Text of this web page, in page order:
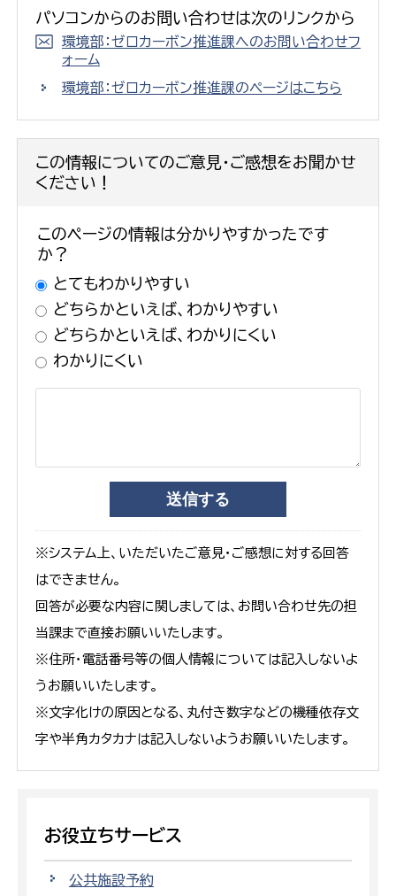
パソコンからのお問い合わせは次のリンクから
環境部：ゼロカーボン推進課へのお問い合わせフ
ォーム
環境部：ゼロカーボン推進課のページはこちら
この情報についてのご意見・ご感想をお聞かせ
ください！
このページの情報は分かりやすかったです
か？
とてもわかりやすい
どちらかといえば、わかりやすい
どちらかといえば、わかりにくい
わかりにくい
※システム上、いただいたご意見・ご感想に対する回答
はできません。
回答が必要な内容に関しましては、お問い合わせ先の担
当課まで直接お願いいたします。
※住所・電話番号等の個人情報については記入しないよ
うお願いいたします。
※文字化けの原因となる、丸付き数字などの機種依存文
字や半角カタカナは記入しないようお願いいたします。
お役立ちサービス
公共施設予約